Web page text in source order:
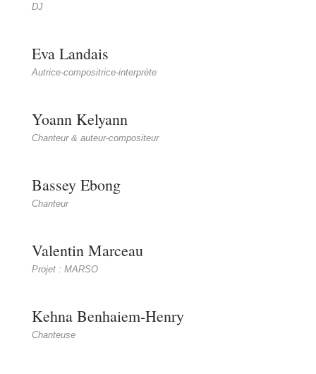
DJ
Eva Landais
Autrice-compositrice-interprète
Yoann Kelyann
Chanteur & auteur-compositeur
Bassey Ebong
Chanteur
Valentin Marceau
Projet : MARSO
Kehna Benhaiem-Henry
Chanteuse